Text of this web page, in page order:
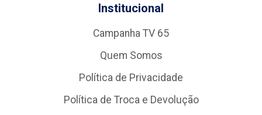
Institucional
Campanha TV 65
Quem Somos
Política de Privacidade
Política de Troca e Devolução